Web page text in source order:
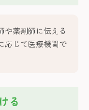
や薬剤師に伝える
応じて医療機関で
る